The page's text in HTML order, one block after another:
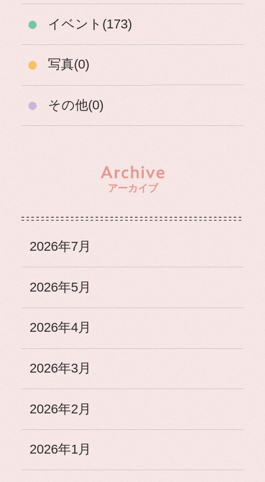
イベント(173)
写真(0)
その他(0)
アーカイブ
2026年7月
2026年5月
2026年4月
2026年3月
2026年2月
2026年1月